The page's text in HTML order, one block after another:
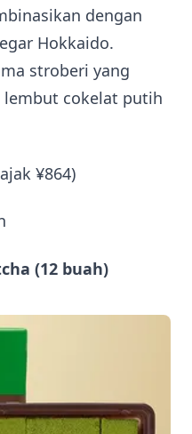
dengan
Hokkaido.
stroberi yang
lembut cokelat putih
¥864)
(12 buah)